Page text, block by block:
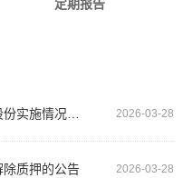
定期报告
2026-03-28
质押的公告 2026-03-28